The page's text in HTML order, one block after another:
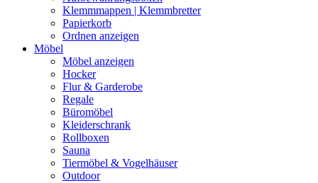
Klemmmappen | Klemmbretter
Papierkorb
Ordnen anzeigen
Möbel
Möbel anzeigen
Hocker
Flur & Garderobe
Regale
Büromöbel
Kleiderschrank
Rollboxen
Sauna
Tiermöbel & Vogelhäuser
Outdoor